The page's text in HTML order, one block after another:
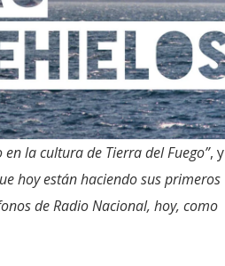
en la cultura de Tierra del Fuego”, y
hoy están haciendo sus primeros
de Radio Nacional, hoy, como